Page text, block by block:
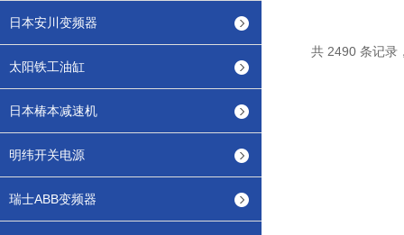
日本安川变频器
太阳铁工油缸
日本椿本减速机
明纬开关电源
瑞士ABB变频器
共 2490 条记